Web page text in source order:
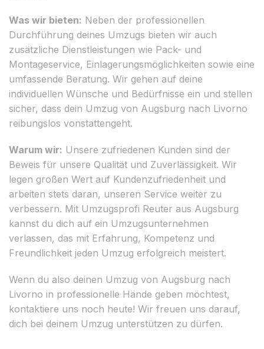
Was wir bieten: Neben der professionellen
Durchführung deines Umzugs bieten wir auch
zusätzliche Dienstleistungen wie Pack- und
Montageservice, Einlagerungsmöglichkeiten sowie eine
umfassende Beratung. Wir gehen auf deine
individuellen Wünsche und Bedürfnisse ein und stellen
sicher, dass dein Umzug von Augsburg nach Livorno
reibungslos vonstattengeht.
Warum wir: Unsere zufriedenen Kunden sind der
Beweis für unsere Qualität und Zuverlässigkeit. Wir
legen großen Wert auf Kundenzufriedenheit und
arbeiten stets daran, unseren Service weiter zu
verbessern. Mit Umzugsprofi Reuter aus Augsburg
kannst du dich auf ein Umzugsunternehmen
verlassen, das mit Erfahrung, Kompetenz und
Freundlichkeit jeden Umzug erfolgreich meistert.
Wenn du also deinen Umzug von Augsburg nach
Livorno in professionelle Hände geben möchtest,
kontaktiere uns noch heute! Wir freuen uns darauf,
dich bei deinem Umzug unterstützen zu dürfen.